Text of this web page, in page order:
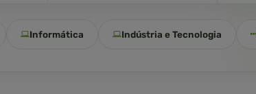
Informática Indústria e Tecnologia